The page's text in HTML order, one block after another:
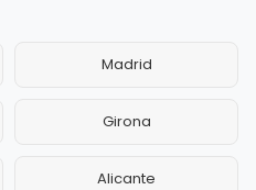
Madrid
Girona
Alicante